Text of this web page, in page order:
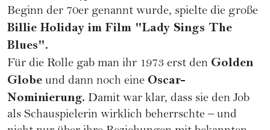
Beginn der 70er genannt wurde, spielte die große
Billie Holiday im Film "Lady Sings The
Blues".
Für die Rolle gab man ihr 1973 erst den Golden
Globe und dann noch eine Oscar-
Nominierung. Damit war klar, dass sie den Job
als Schauspielerin wirklich beherrschte – und